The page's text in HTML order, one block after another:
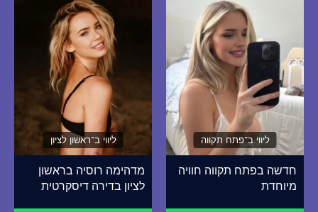
ליווי ב־פתח תקווה
חדשה בפתח תקווה חוויה
מיוחדת
ליווי ב־ראשון לציון
מדהימה רוסיה בראשון
לציון בדירה דיסקרטית